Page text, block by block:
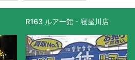
R163 ルアー館・寝屋川店